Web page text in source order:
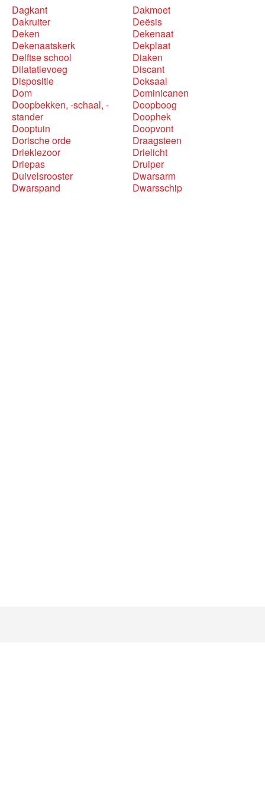
Dagkant
Dakmoet
Dakruiter
Deësis
Deken
Dekenaat
Dekenaatskerk
Dekplaat
Delftse school
Diaken
Dilatatievoeg
Discant
Dispositie
Doksaal
Dom
Dominicanen
Doopbekken, -schaal, -
stander
Doopboog
Doophek
Dooptuin
Doopvont
Dorische orde
Draagsteen
Drieklezoor
Drielicht
Driepas
Druiper
Duivelsrooster
Dwarsarm
Dwarspand
Dwarsschip